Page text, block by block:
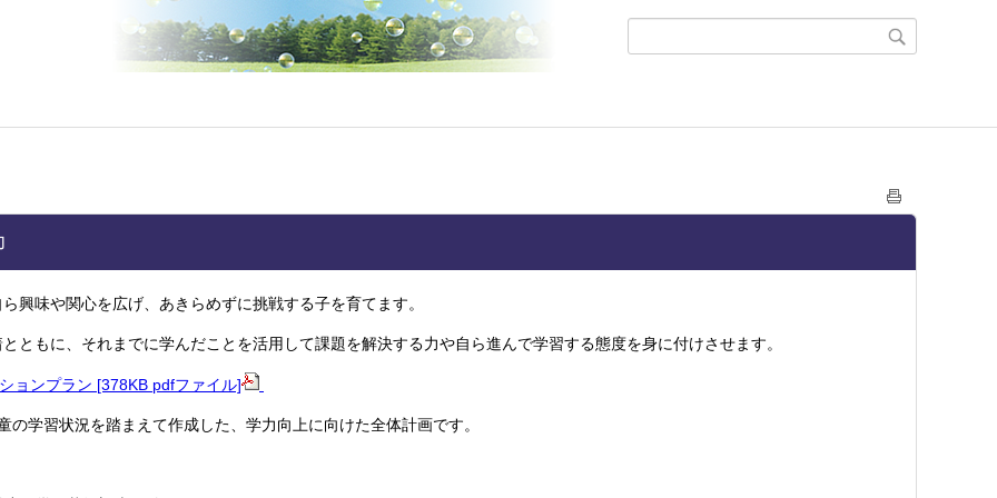
興味や関心を広げ、あきらめずに挑戦する子を育てます。
もに、それまでに学んだことを活用して課題を解決する力や自ら進んで学習する態度を身に付けさせます。
ョンプラン [378KB pdfファイル]
の学習状況を踏まえて作成した、学力向上に向けた全体計画です。